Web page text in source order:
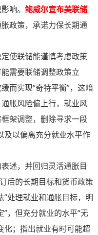
响。 鲍威尔宣布美联储
政策，承诺力保长期通
使联储能谨慎考虑政策
需要联储调整政策立
而实现“奇特平衡”，这暗
胀风险偏上行，就业风
架调整，删除寻求一段
及以偏离充分就业水平作
述，并回归灵活通胀目
后的长期目标和货币政策
”处理就业和通胀目标，明
，但充分就业的水平“无
化；指出就业有时可能超